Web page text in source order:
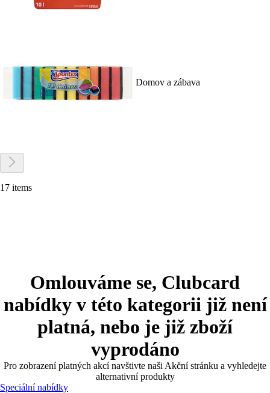
Domov a zábava
17 items
Omlouváme se, Clubcard
nabídky v této kategorii již není
platná, nebo je již zboží
vyprodáno
Pro zobrazení platných akcí navštivte naši Akční stránku a vyhledejte
alternativní produkty
Speciální nabídky